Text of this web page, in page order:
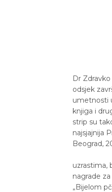
Dr
odsjek
umetnosti
knjiga i
strip su
najsjajnija
Beograd,
uzrastima,
nagrade
„Bijelom